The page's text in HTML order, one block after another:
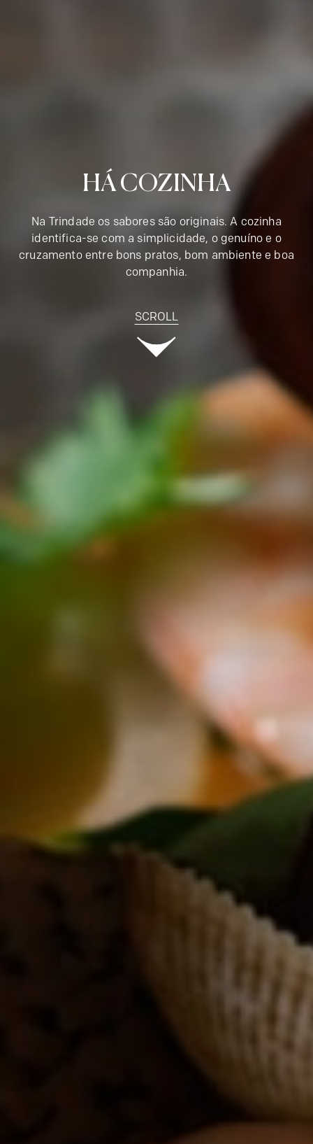
HÁ COZINHA
Na Trindade os sabores são originais. A cozinha
identifica-se com a simplicidade, o genuíno e o
cruzamento entre bons pratos, bom ambiente e boa
companhia.
SCROLL